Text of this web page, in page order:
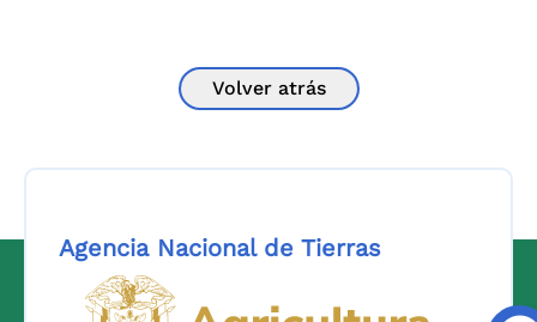
Volver atrás
Agencia Nacional de Tierras